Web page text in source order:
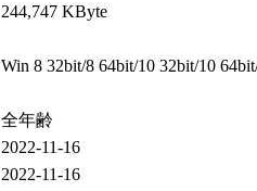
244,747 KByte
Win 8 32bit/8 64bit/10 32bit/10
全年齢
2022-11-16
2022-11-16